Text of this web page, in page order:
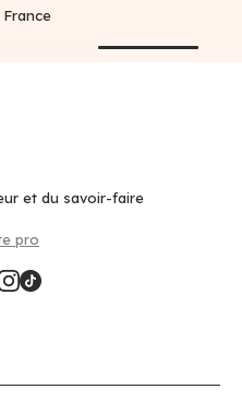
France
et du savoir-faire
pro